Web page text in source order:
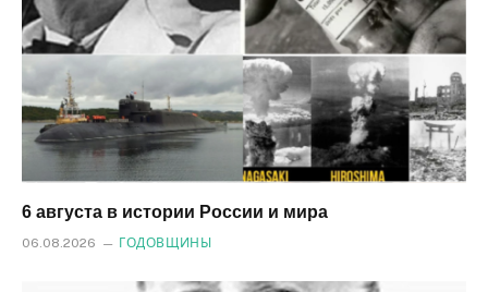
6 августа в истории России и мира
06.08.2026 ГОДОВЩИНЫ